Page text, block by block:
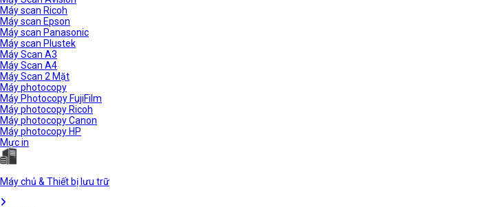
Máy scan Ricoh
Máy scan Epson
Máy scan Panasonic
Máy scan Plustek
Máy Scan A3
Máy Scan A4
Máy Scan 2 Mặt
Máy photocopy
Máy Photocopy FujiFilm
Máy photocopy Ricoh
Máy photocopy Canon
Máy photocopy HP
Mực in
Máy chủ & Thiết bị lưu trữ